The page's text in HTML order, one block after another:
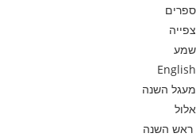
ספרים
צפייה
שמע
English
מעגל השנה
אלול
ראש השנה